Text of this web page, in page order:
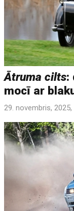
Ātruma cilts:
mocī ar
29. novembris, 2025,